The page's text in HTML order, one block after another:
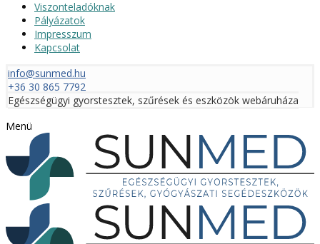
Viszonteladóknak
Pályázatok
Impresszum
Kapcsolat
info@sunmed.hu
+36 30 865 7792
Egészségügyi gyorstesztek, szűrések és eszközök webáruháza
Menü